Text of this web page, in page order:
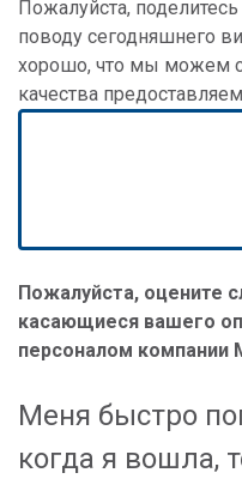
Пожалуйста,
поводу сегодняшнего
хорошо, что мы можем
качества
Пожалуйста, оцените
касающиеся вашего
персоналом компании
Меня быстро
когда я вошла,